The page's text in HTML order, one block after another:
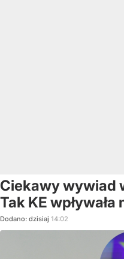
Ciekawy wywiad
Tak KE
Dodano: dzisiaj 14:02